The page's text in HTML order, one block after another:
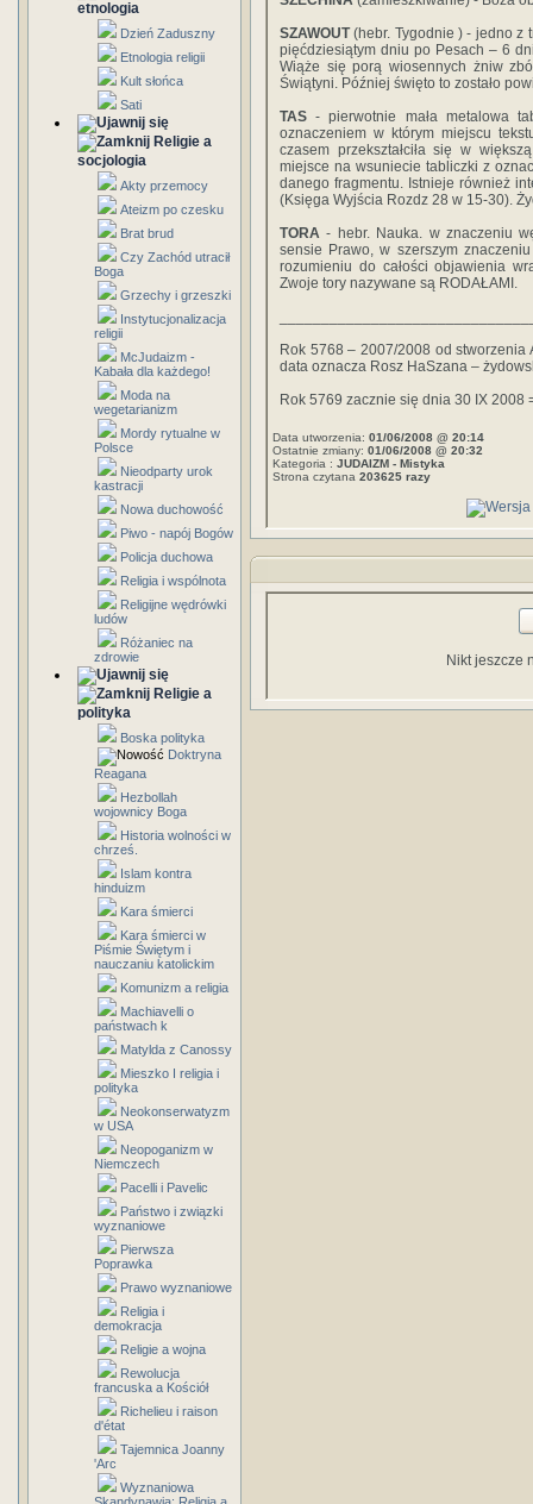
etnologia
Dzień Zaduszny
Etnologia religii
Kult słońca
Sati
Religie a
socjologia
Akty przemocy
Ateizm po czesku
Brat brud
Czy Zachód utracił
Boga
Grzechy i grzeszki
Instytucjonalizacja
religii
McJudaizm -
Kabała dla każdego!
Moda na
wegetarianizm
Mordy rytualne w
Polsce
Nieodparty urok
kastracji
Nowa duchowość
Piwo - napój Bogów
Policja duchowa
Religia i wspólnota
Religijne wędrówki
ludów
Różaniec na
zdrowie
Religie a
polityka
Boska polityka
Doktryna
Reagana
Hezbollah
wojownicy Boga
Historia wolności w
chrześ.
Islam kontra
hinduizm
Kara śmierci
Kara śmierci w
Piśmie Świętym i
nauczaniu katolickim
Komunizm a religia
Machiavelli o
państwach k
Matylda z Canossy
Mieszko I religia i
polityka
Neokonserwatyzm
w USA
Neopoganizm w
Niemczech
Pacelli i Pavelic
Państwo i związki
wyznaniowe
Pierwsza
Poprawka
Prawo wyznaniowe
Religia i
demokracja
Religie a wojna
Rewolucja
francuska a Kościół
Richelieu i raison
d'état
Tajemnica Joanny
'Arc
Wyznaniowa
SZAWOUT(hebr. Tygodnie ) - jedno z
pięćdziesiątym dniu po Pesach – 6
Wiąże się porą wiosennych żniw
Świątyni. Później święto to zostało
TAS - pierwotnie mała metalowa
oznaczeniem w którym miejscu
czasem przekształciła się w
miejsce na wsuniecie tabliczki z
danego fragmentu. Istnieje również
(Księga Wyjścia Rozdz 28 w 15-30).
TORA - hebr. Nauka. w znaczeniu
sensie Prawo, w szerszym
rozumieniu do całości objawienia
Zwoje tory nazywane są RODAŁAMI.
Rok 5768 – 2007/2008 od
data oznacza Rosz HaSzana –
Rok 5769 zacznie się dnia 30 IX 2008
Data utworzenia: 01/06/2008 @ 20:14
Ostatnie zmiany: 01/06/2008 @ 20:32
Kategoria : JUDAIZM - Mistyka
Strona czytana 203625 razy
Nikt jeszcze